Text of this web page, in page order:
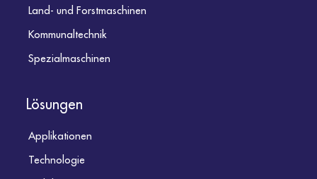
Land- und Forstmaschinen
Kommunaltechnik
Spezialmaschinen
Lösungen
Applikationen
Technologie